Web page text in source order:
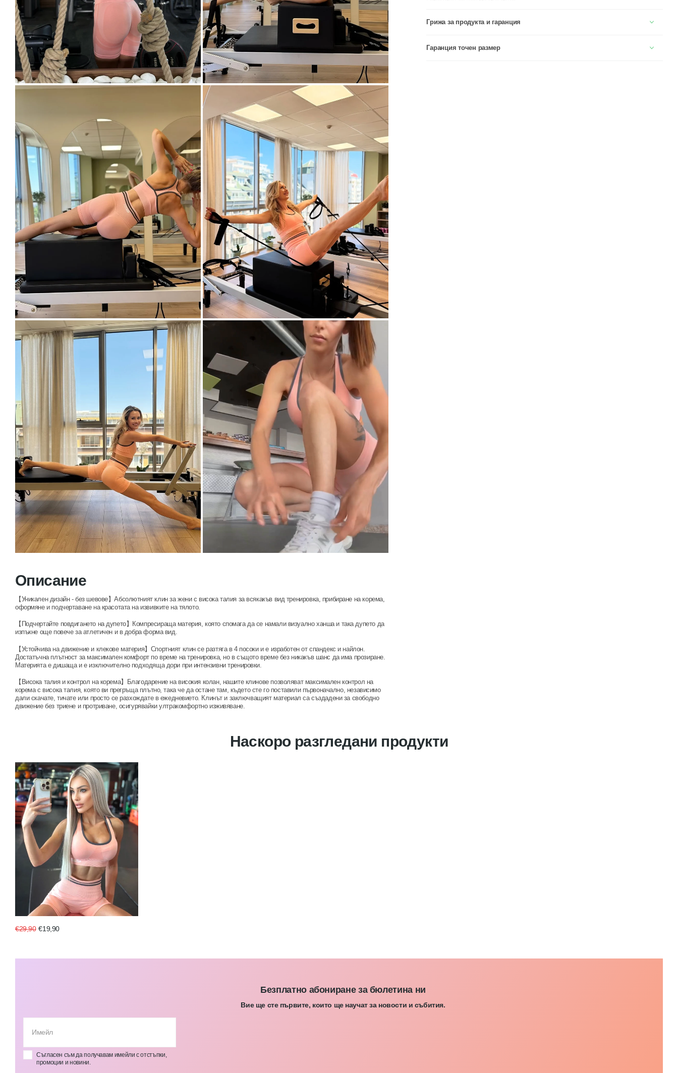
Описание
【Уникален дизайн - без шевове】Абсолютният клин за жени с висока талия за всякакъв вид тренировка, прибиране на корема,
оформяне и подчертаване на красотата на извивките на тялото.
【Подчертайте повдигането на дупето】Компресираща материя, която спомага да се намали визуално ханша и така дупето да
изпъкне още повече за атлетичен и в добра форма вид.
【Устойчива на движение и клекове материя】Спортният клин се разтяга в 4 посоки и е изработен от спандекс и найлон.
Достатъчна плътност за максимален комфорт по време на тренировка, но в същото време без никакъв шанс да има прозиране.
Материята е дишаща и е изключително подходяща дори при интензивни тренировки.
【Висока талия и контрол на корема】Благодарение на високия колан, нашите клинове позволяват максимален контрол на
корема с висока талия, която ви прегръща плътно, така че да остане там, където сте го поставили първоначално, независимо
дали скачате, тичате или просто се разхождате в ежедневието. Клинът и заключващият материал са създадени за свободно
движение без триене и протриване, осигурявайки ултракомфортно изживяване.
Грижа за продукта и гаранция
Гаранция точен размер
Наскоро разгледани продукти
€29,90 €19,90
Безплатно абониране за бюлетина ни
Вие ще сте първите, които ще научат за новости и събития.
Съгласен съм да получавам имейли с отстъпки,
промоции и новини.